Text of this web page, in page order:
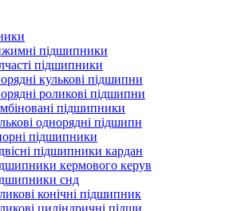
підшипники
підшипники
кулькові підшипни
роликові підшипни
підшипники
однорядні підшипн
підшипники
підшипники кардан
кермового керув
снд
конічні підшипник
циліндричні підши